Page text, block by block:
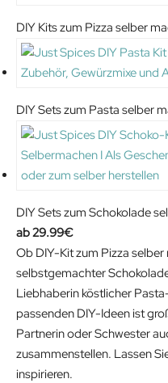
DIY Kits zum Pizza selber
DIY Sets zum Pasta selber
DIY Sets zum Schokolade
29.99€
Ob DIY-Kit zum Pizza
selbstgemachter
Liebhaberin köstlicher
passenden DIY-Ideen ist
Partnerin oder Schwester
zusammenstellen. Lassen
inspirieren.